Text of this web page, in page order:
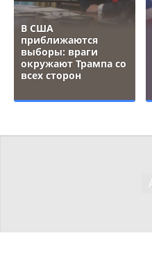
В США
приближаются
выборы: враги
окружают Трампа со
всех сторон